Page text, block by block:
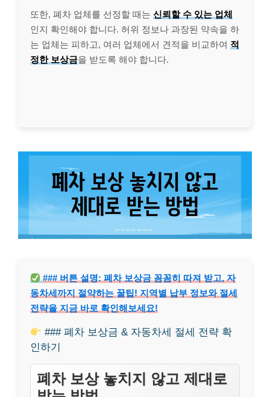
또한, 폐차 업체를 선정할 때는 신뢰할 수 있는 업체
인지 확인해야 합니다. 허위 정보나 과장된 약속을 하
는 업체는 피하고, 여러 업체에서 견적을 비교하여 적
정한 보상금을 받도록 해야 합니다.
### 버튼 설명: 폐차 보상금 꼼꼼히 따져 받고, 자
동차세까지 절약하는 꿀팁! 지역별 납부 정보와 절세
전략을 지금 바로 확인해보세요!
### 폐차 보상금 & 자동차세 절세 전략 확
인하기
폐차 보상 놓치지 않고 제대로